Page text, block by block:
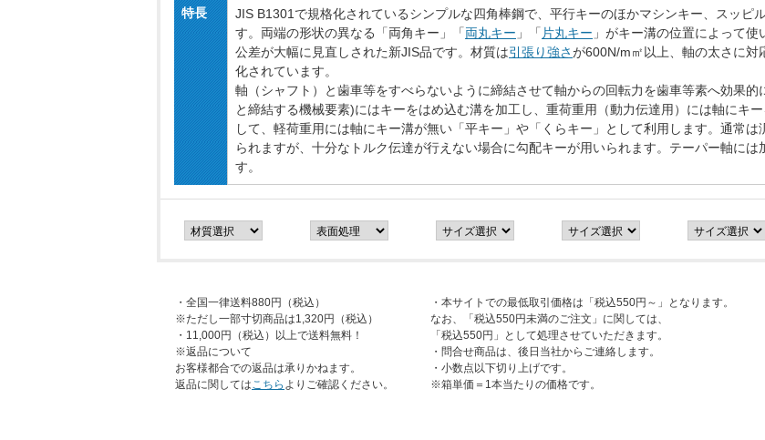
特長
JIS B1301で規格化されているシンプルな四角棒鋼で、平行キーのほかマシンキー、スッピ
す。両端の形状の異なる「両角キー」「両丸キー 」「 片丸キー 」がキー溝の位置によって
公差が大幅に見直しされた新JIS品です。材質は引張り強さが600N/m㎡以上、軸の太さに対
化されています。
軸（シャフト）と歯車等をすべらないように締結させて軸からの回転力を歯車等素へ効果
と締結する機械要素)にはキーをはめ込む溝を加工し、重荷重用（動力伝達用）には軸にキ
して、軽荷重用には軸にキー溝が無い「平キー」や「くらキー」として利用します。通常
られますが、十分なトルク伝達が行えない場合に勾配キーが用いられます。テーパー軸に
す。
・全国一律送料880円（税込）
※ただし一部寸切商品は1,320円（税込）
・11,000円（税込）以上で送料無料！
※返品について
お客様都合での返品は承りかねます。
返品に関してはこちら よりご確認ください。
・本サイトでの最低取引価格は「税込550円～」となります。
なお、「税込550円未満のご注文」に関しては、
「税込550円」として処理させていただきます。
・問合せ商品は、後日当社からご連絡します。
・小数点以下切り上げです。
※箱単価＝1本当たりの価格です。